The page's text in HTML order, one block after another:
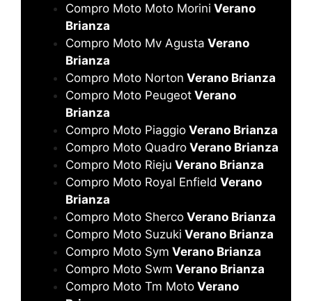
Compro Moto Moto Morini Verano
Brianza
Compro Moto Mv Agusta Verano
Brianza
Compro Moto Norton Verano Brianza
Compro Moto Peugeot Verano
Brianza
Compro Moto Piaggio Verano Brianza
Compro Moto Quadro Verano Brianza
Compro Moto Rieju Verano Brianza
Compro Moto Royal Enfield Verano
Brianza
Compro Moto Sherco Verano Brianza
Compro Moto Suzuki Verano Brianza
Compro Moto Sym Verano Brianza
Compro Moto Swm Verano Brianza
Compro Moto Tm Moto Verano